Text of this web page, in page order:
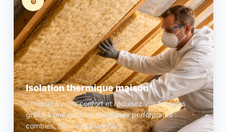
Isolation thermique maison
Améliorez votre confort et réduisez vos factures
grâce à une isolation thermique performante :
combles, toiture et planchers.